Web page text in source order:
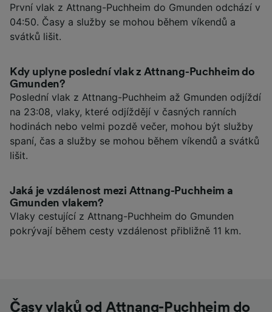
První vlak z Attnang-Puchheim do Gmunden odchází v
04:50. Časy a služby se mohou během víkendů a
svátků lišit.
Kdy uplyne poslední vlak z Attnang-Puchheim do
Gmunden?
Poslední vlak z Attnang-Puchheim až Gmunden odjíždí
na 23:08, vlaky, které odjíždějí v časných ranních
hodinách nebo velmi pozdě večer, mohou být služby
spaní, čas a služby se mohou během víkendů a svátků
lišit.
Jaká je vzdálenost mezi Attnang-Puchheim a
Gmunden vlakem?
Vlaky cestující z Attnang-Puchheim do Gmunden
pokrývají během cesty vzdálenost přibližně 11 km.
Časy vlaků od Attnang-Puchheim do